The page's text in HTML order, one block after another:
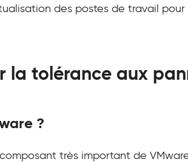
des postes de travail
la tolérance aux
?
très important de